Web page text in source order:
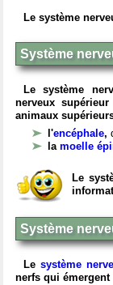
Le système
Système
Le système
nerveux
animaux
l'encéphale,
la moelle
Le
Système
Le système
nerfs qui émergent